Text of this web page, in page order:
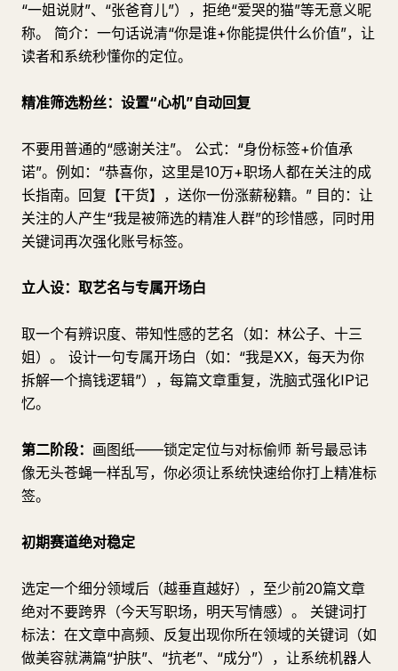
“一姐说财”、“张爸育儿”），拒绝“爱哭的猫”等无意义昵
称。 简介：一句话说清“你是谁+你能提供什么价值”，让
读者和系统秒懂你的定位。
精准筛选粉丝：设置“心机”自动回复
不要用普通的“感谢关注”。 公式：“身份标签+价值承
诺”。例如：“恭喜你，这里是10万+职场人都在关注的成
长指南。回复【干货】，送你一份涨薪秘籍。” 目的：让
关注的人产生“我是被筛选的精准人群”的珍惜感，同时用
关键词再次强化账号标签。
立人设：取艺名与专属开场白
取一个有辨识度、带知性感的艺名（如：林公子、十三
姐）。 设计一句专属开场白（如：“我是XX，每天为你
拆解一个搞钱逻辑”），每篇文章重复，洗脑式强化IP记
忆。
第二阶段： 画图纸——锁定定位与对标偷师 新号最忌讳
像无头苍蝇一样乱写，你必须让系统快速给你打上精准标
签。
初期赛道绝对稳定
选定一个细分领域后（越垂直越好），至少前20篇文章
绝对不要跨界（今天写职场，明天写情感）。 关键词打
标法：在文章中高频、反复出现你所在领域的关键词（如
做美容就满篇“护肤”、“抗老”、“成分”），让系统机器人